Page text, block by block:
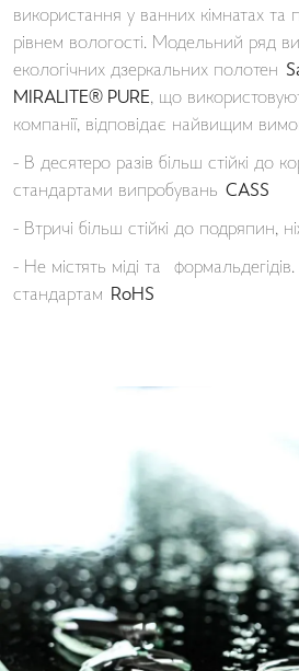
використання у ванних кімнатах
рівнем вологості. Модельний ряд
екологічних дзеркальних полотен
MIRALITE® PURE, що
компанії, відповідає найвищим
- В десятеро разів більш стійкі до
стандартами випробувань CASS
- Втричі більш стійкі до подряпин,
- Не містять міді та
стандартам RoHS